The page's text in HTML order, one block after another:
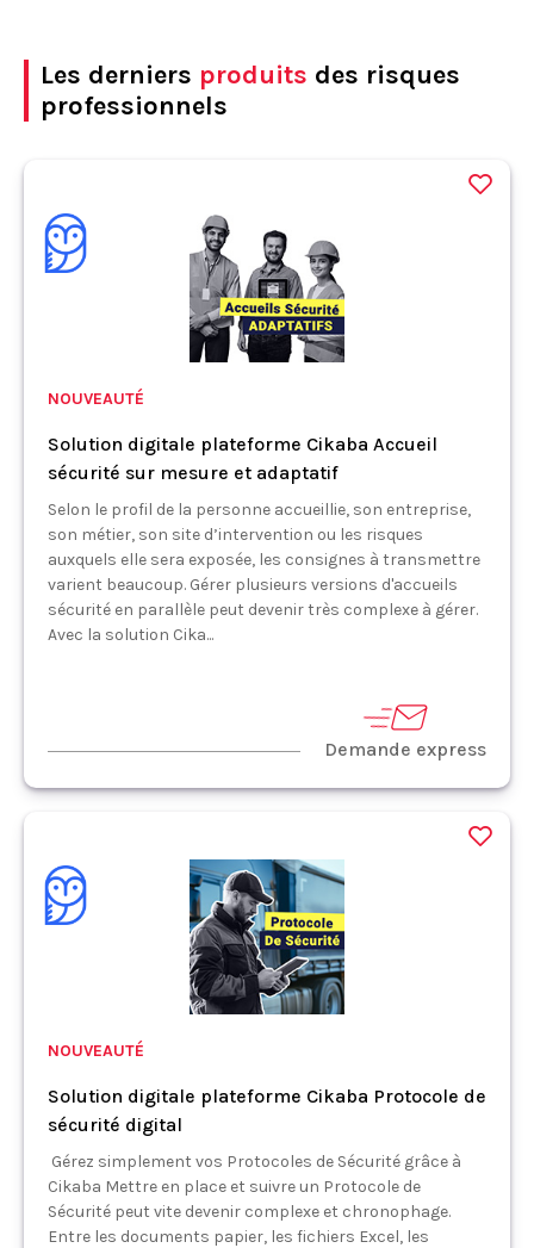
Les derniers produits des risques
professionnels
NOUVEAUTÉ
Solution digitale plateforme Cikaba Accueil
sécurité sur mesure et adaptatif
Selon le profil de la personne accueillie, son entreprise,
son métier, son site d’intervention ou les risques
auxquels elle sera exposée, les consignes à transmettre
varient beaucoup. Gérer plusieurs versions d'accueils
sécurité en parallèle peut devenir très complexe à gérer.
Avec la solution Cika...
Demande express
NOUVEAUTÉ
Solution digitale plateforme Cikaba Protocole de
sécurité digital
Gérez simplement vos Protocoles de Sécurité grâce à
Cikaba Mettre en place et suivre un Protocole de
Sécurité peut vite devenir complexe et chronophage.
Entre les documents papier, les fichiers Excel, les